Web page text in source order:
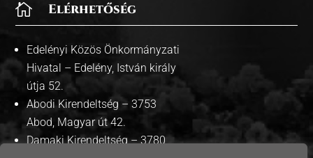
 Elérhetőség
Edelényi Közös Önkormányzati
Hivatal – Edelény, István király
útja 52.
Abodi Kirendeltség – 3753
Abod, Magyar út 42.
Damaki Kirendeltség – 3780